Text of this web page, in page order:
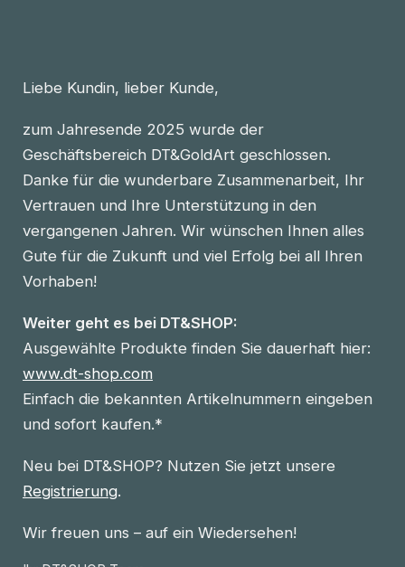
Liebe Kundin, lieber Kunde,
zum Jahresende 2025 wurde der
Geschäftsbereich DT&GoldArt geschlossen.
Danke für die wunderbare Zusammenarbeit, Ihr
Vertrauen und Ihre Unterstützung in den
vergangenen Jahren. Wir wünschen Ihnen alles
Gute für die Zukunft und viel Erfolg bei all Ihren
Vorhaben!
Weiter geht es bei DT&SHOP:
Ausgewählte Produkte finden Sie dauerhaft hier:
www.dt-shop.com
Einfach die bekannten Artikelnummern eingeben
und sofort kaufen.*
Neu bei DT&SHOP? Nutzen Sie jetzt unsere
Registrierung.
Wir freuen uns – auf ein Wiedersehen!